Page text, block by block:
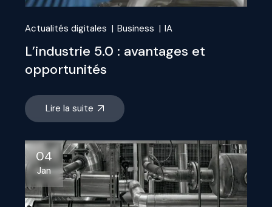
Actualités digitales Business IA
L’industrie 5.0 : avantages et
opportunités
Lire la suite
04
Jan